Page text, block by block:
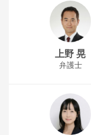
上野 晃
弁護士